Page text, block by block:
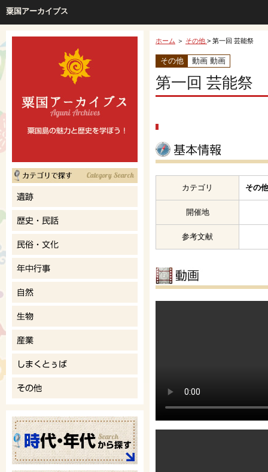
粟国アーカイブス
ホーム ＞ その他 > 第一回 芸能祭
その他 動画 動画
第一回 芸能祭
カテゴリ その
開催地
参考文献